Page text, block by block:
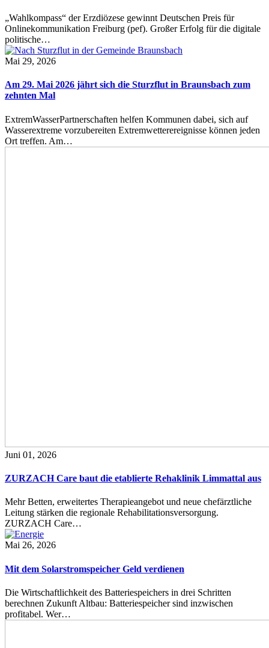
„Wahlkompass“ der Erzdiözese gewinnt Deutschen Preis für
Onlinekommunikation Freiburg (pef). Großer Erfolg für die digitale
politische…
Mai 29, 2026
Am 29. Mai 2026 jährt sich die Sturzflut in Braunsbach zum
zehnten Mal
ExtremWasserPartnerschaften helfen Kommunen dabei, sich auf
Wasserextreme vorzubereiten Extremwetterereignisse können jeden
Ort treffen. Am…
Juni 01, 2026
ZURZACH Care baut die etablierte Rehaklinik Limmattal aus
Mehr Betten, erweitertes Therapieangebot und neue chefärztliche
Leitung stärken die regionale Rehabilitationsversorgung.
ZURZACH Care…
Mai 26, 2026
Mit dem Solarstromspeicher Geld verdienen
Die Wirtschaftlichkeit des Batteriespeichers in drei Schritten
berechnen Zukunft Altbau: Batteriespeicher sind inzwischen
profitabel. Wer…